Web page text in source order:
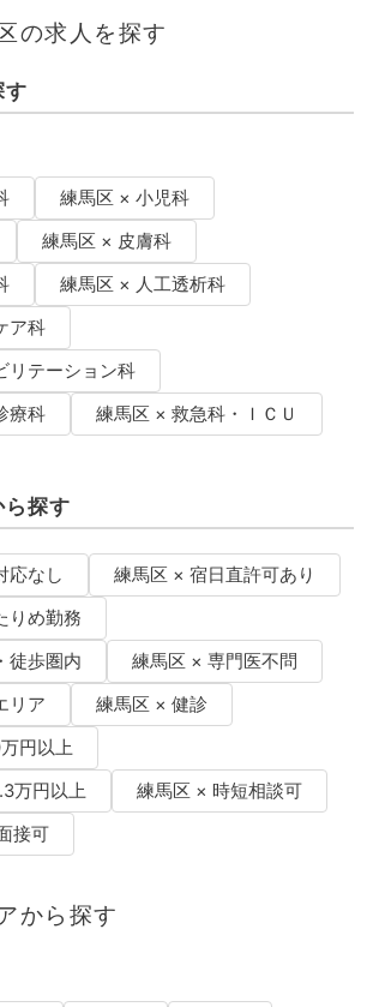
の求人を探す
す
練馬区 × 小児科
練馬区 × 皮膚科
練馬区 × 人工透析科
ア科
リテーション科
療科
練馬区 × 救急科・ＩＣＵ
ら探す
応なし
練馬区 × 宿日直許可あり
りめ勤務
徒歩圏内
練馬区 × 専門医不問
リア
練馬区 × 健診
円以上
万円以上
練馬区 × 時短相談可
接可
から探す